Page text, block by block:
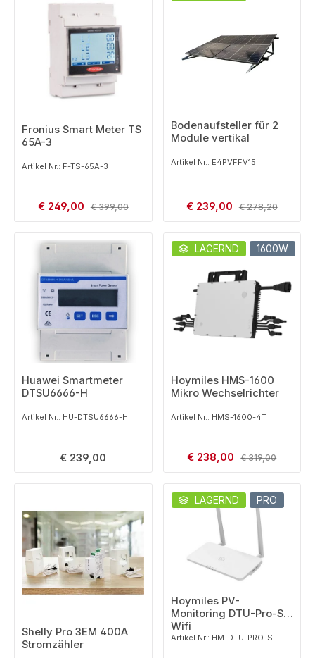
Fronius Smart Meter TS
65A-3
Artikel Nr.: F-TS-65A-3
Verkaufspreis:
€ 249,00 Regulärer Preis:
€ 399,00
Bodenaufsteller für 2
Module vertikal
Artikel Nr.: E4PVFFV15
Verkaufspreis:
€ 239,00 Regulärer Preis:
€ 278,20
Huawei Smartmeter
DTSU6666-H
Artikel Nr.: HU-DTSU6666-H
Regulärer Preis:
€ 239,00
LAGERND 1600W
Hoymiles HMS-1600
Mikro Wechselrichter
Artikel Nr.: HMS-1600-4T
Verkaufspreis:
€ 238,00 Regulärer Preis:
€ 319,00
Shelly Pro 3EM 400A
Stromzähler
LAGERND PRO
Hoymiles PV-
Monitoring DTU-Pro-S
Wifi
Artikel Nr.: HM-DTU-PRO-S